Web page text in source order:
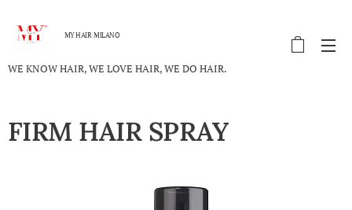
MY HAIR MILANO
WE KNOW HAIR, WE LOVE HAIR, WE DO HAIR.
FIRM HAIR SPRAY